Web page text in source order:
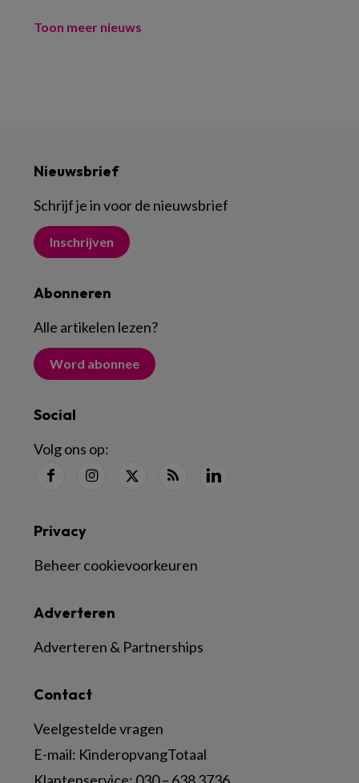
Toon meer nieuws
Nieuwsbrief
Schrijf je in voor de nieuwsbrief
Inschrijven
Abonneren
Alle artikelen lezen?
Word abonnee
Social
Volg ons op:
Contact
Veelgestelde vragen
E-mail: KinderopvangTotaal
Adverteren
Adverteren & Partnerships
Privacy
Beheer cookievoorkeuren